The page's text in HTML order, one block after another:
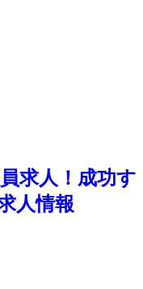
求人！成功す
人情報